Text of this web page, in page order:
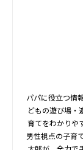
パパに役立つ情
どもの遊び場・
育てをわかりや
男性視点の子育